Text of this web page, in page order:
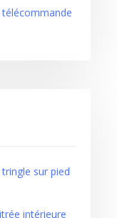
sur pied
intérieure